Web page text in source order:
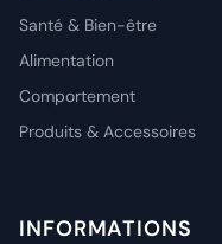
Santé & Bien-être
Alimentation
Comportement
Produits & Accessoires
INFORMATIONS